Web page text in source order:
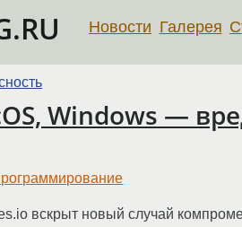
Новости Галерея
Windows —
вскрыт новый случай